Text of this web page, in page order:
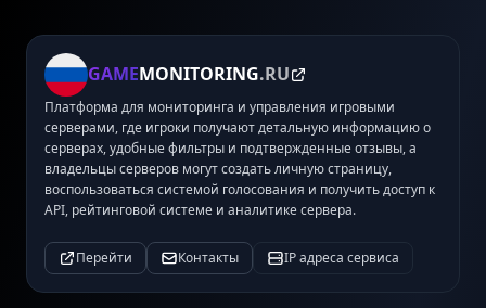
GAMEMONITORING.RU
Платформа для мониторинга и управления игровыми
серверами, где игроки получают детальную информацию о
серверах, удобные фильтры и подтвержденные отзывы, а
владельцы серверов могут создать личную страницу,
воспользоваться системой голосования и получить доступ к
API, рейтинговой системе и аналитике сервера.
Перейти Контакты IP адреса сервиса